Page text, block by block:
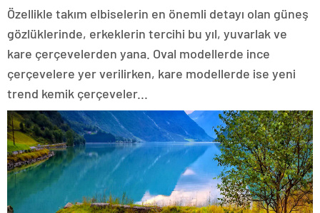
Özellikle takım elbiselerin en önemli detayı olan güneş
gözlüklerinde, erkeklerin tercihi bu yıl, yuvarlak ve
kare çerçevelerden yana. Oval modellerde ince
çerçevelere yer verilirken, kare modellerde ise yeni
trend kemik çerçeveler...